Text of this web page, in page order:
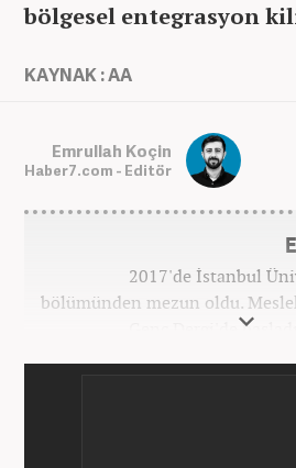
bölgesel entegrasyon
KAYNAK : AA
Emrullah Koçin
Haber7.com - Editör
2017'de İstanbul
bölümünden mezun oldu.
Genç Dergi'de